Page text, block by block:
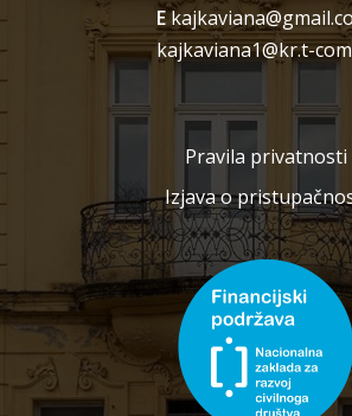
E
kajkaviana1@kr.t-
Pravila privatnosti
Izjava o